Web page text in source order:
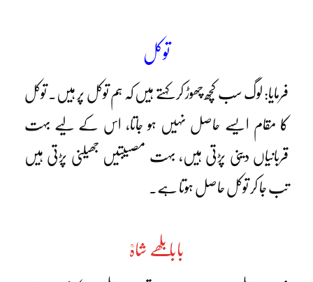
توکل
فرمایا: لوگ سب کچھ چھوڑ کر کہتے ہیں کہ ہم توکل پر ہیں۔ توکل
کا مقام ایسے حاصل نہیں ہو جاتا، اس کے لیے بہت
قربانیاں دینی پڑتی ہیں، بہت مصیبتیں جھیلنی پڑتی ہیں
تب جا کر توکل حاصل ہوتا ہے۔
بابا بلھے شاہؒ